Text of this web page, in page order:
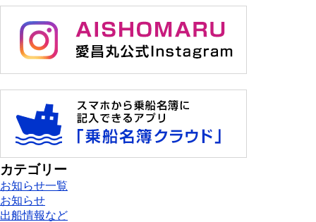
カテゴリー
お知らせ一覧
お知らせ
出船情報など